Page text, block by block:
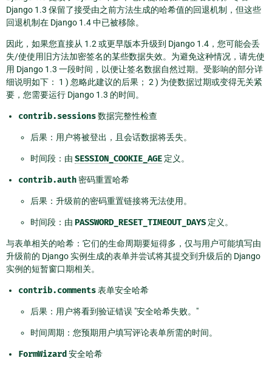
Django 1.3 保留了接受由之前方法生成的哈希值的回退机制，但这些
回退机制在 Django 1.4 中已被移除。
因此，如果您直接从 1.2 或更早版本升级到 Django 1.4，您可能会丢
失/使使用旧方法加密签名的某些数据失效。为避免这种情况，请先使
用 Django 1.3 一段时间，以便让签名数据自然过期。受影响的部分详
细说明如下： 1 ) 忽略此建议的后果； 2 ) 为使数据过期或变得无关紧
要，您需要运行 Django 1.3 的时间。
contrib.sessions数据完整性检查
后果：用户将被登出，且会话数据将丢失。
时间段：由 SESSION_COOKIE_AGE 定义。
contrib.auth 密码重置哈希
后果：升级前的密码重置链接将无法使用。
时间段：由 PASSWORD_RESET_TIMEOUT_DAYS 定义。
与表单相关的哈希：它们的生命周期要短得多，仅与用户可能填写由
升级前的 Django 实例生成的表单并尝试将其提交到升级后的 Django
实例的短暂窗口期相关。
contrib.comments表单安全哈希
后果：用户将看到验证错误 "安全哈希失败。"
时间周期：您预期用户填写评论表单所需的时间。
FormWizard 安全哈希